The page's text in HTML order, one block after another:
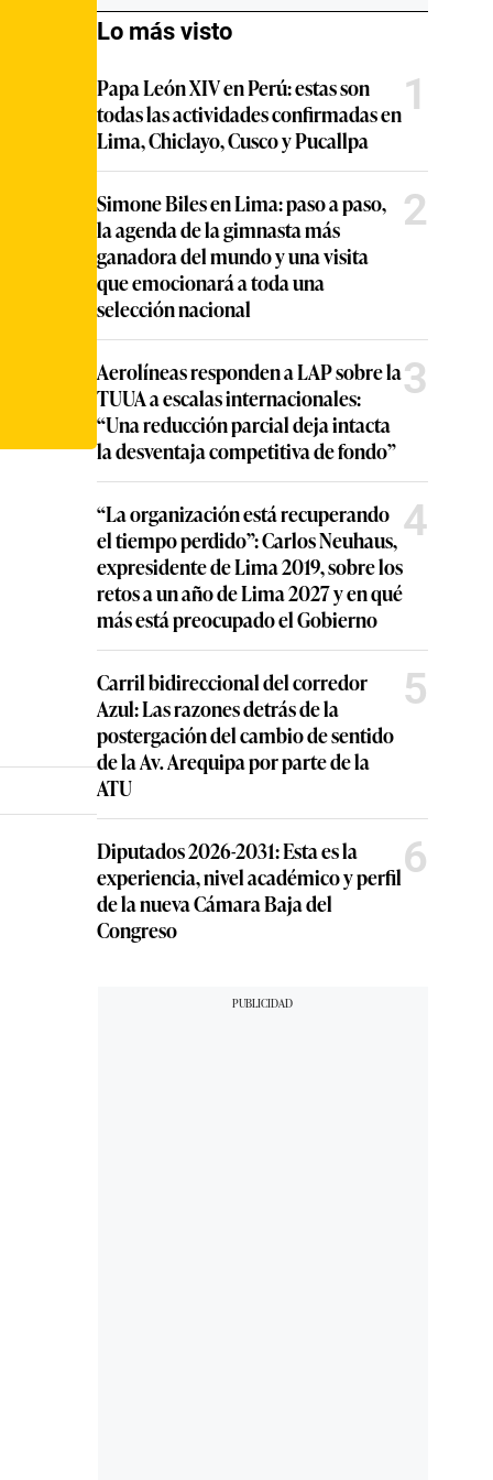
Lo más visto
Papa León XIV en Perú: estas son
todas las actividades confirmadas en
Lima, Chiclayo, Cusco y Pucallpa
1
Simone Biles en Lima: paso a paso,
la agenda de la gimnasta más
ganadora del mundo y una visita
que emocionará a toda una
selección nacional
2
Aerolíneas responden a LAP sobre la
TUUA a escalas internacionales:
“Una reducción parcial deja intacta
la desventaja competitiva de fondo”
3
“La organización está recuperando
el tiempo perdido”: Carlos Neuhaus,
expresidente de Lima 2019, sobre los
retos a un año de Lima 2027 y en qué
más está preocupado el Gobierno
4
Carril bidireccional del corredor
Azul: Las razones detrás de la
postergación del cambio de sentido
de la Av. Arequipa por parte de la
ATU
5
Diputados 2026-2031: Esta es la
experiencia, nivel académico y perfil
de la nueva Cámara Baja del
Congreso
6